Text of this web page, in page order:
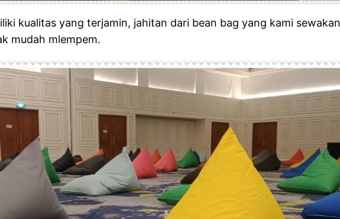
kualitas yang terjamin, jahitan dari bean bag yang kami
mudah mlempem.